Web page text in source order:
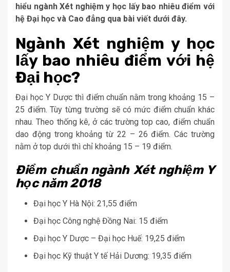
hiểu ngành Xét nghiệm y học lấy bao nhiêu điểm với
hệ Đại học và Cao đẳng qua bài viết dưới đây.
Ngành Xét nghiệm y học
lấy bao nhiêu điểm với hệ
Đại học?
Đại học Y Dược thì điểm chuẩn nằm trong khoảng 15 –
25 điểm. Tùy từng trường sẽ có mức điểm chuẩn khác
nhau. Theo thống kê, ở các trường top cao, điểm chuẩn
dao động trong khoảng từ 22 – 26 điểm. Các trường
nằm ở top dưới thì chỉ khoảng 15 – 19 điểm.
Điểm chuẩn ngành Xét nghiệm Y
học năm 2018
Đại học Y Hà Nội: 21,55 điểm
Đại học Công nghệ Đồng Nai: 15 điểm
Đại học Y Dược – Đại học Huế: 19,25 điểm
Đại học Kỹ thuật Y tế Hải Dương: 19,35 điểm